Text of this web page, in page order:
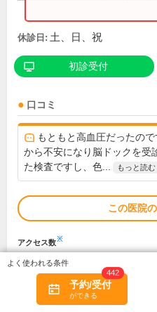
休診日: 土、日、祝
初診受付
口コミ
もともと高血圧だったの
から不安になり脳ドックを受
た検査ですし、色...
もっと読む
この医院
アクセス数※
小川脳神経外科
予約/受付
442